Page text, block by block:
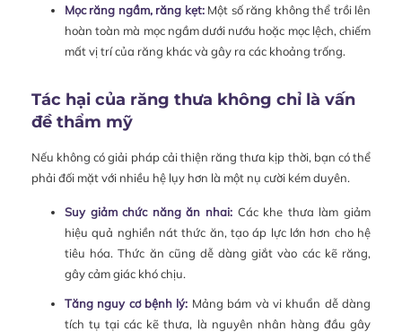
Mọc răng ngầm, răng kẹt:Một số răng không thể trồi lên
hoàn toàn mà mọc ngầm dưới nướu hoặc mọc lệch, chiếm
mất vị trí của răng khác và gây ra các khoảng trống.
Tác hại của răng thưa không chỉ là vấn
đề thẩm mỹ
Nếu không có giải pháp cải thiện răng thưa kịp thời, bạn có thể
phải đối mặt với nhiều hệ lụy hơn là một nụ cười kém duyên.
Suy giảm chức năng ăn nhai:Các khe thưa làm giảm
hiệu quả nghiền nát thức ăn, tạo áp lực lớn hơn cho hệ
tiêu hóa. Thức ăn cũng dễ dàng giắt vào các kẽ răng,
gây cảm giác khó chịu.
Tăng nguy cơ bệnh lý: Mảng bám và vi khuẩn dễ dàng
tích tụ tại các kẽ thưa, là nguyên nhân hàng đầu gây